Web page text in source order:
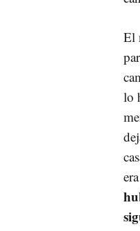
El
lo